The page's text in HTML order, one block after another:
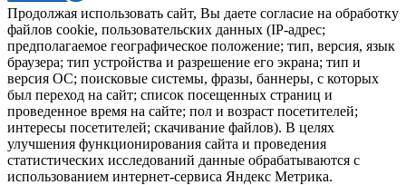
Продолжая использовать сайт, Вы даете согласие на обработку
файлов cookie, пользовательских данных (IP-адрес;
предполагаемое географическое положение; тип, версия, язык
браузера; тип устройства и разрешение его экрана; тип и
версия ОС; поисковые системы, фразы, баннеры, с которых
был переход на сайт; список посещенных страниц и
проведенное время на сайте; пол и возраст посетителей;
интересы посетителей; скачивание файлов). В целях
улучшения функционирования сайта и проведения
статистических исследований данные обрабатываются с
использованием интернет-сервиса Яндекс Метрика.